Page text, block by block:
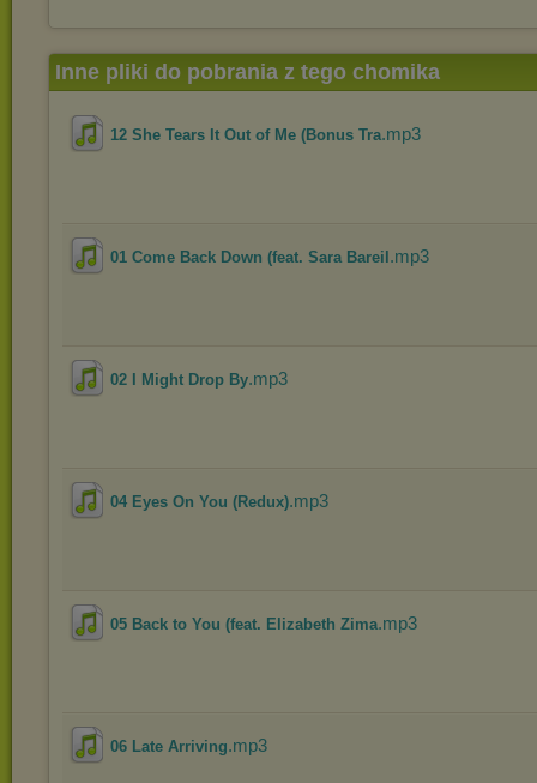
Inne pliki do pobrania z tego chomika
12 She Tears It Out of Me (Bonus Tra.mp3
01 Come Back Down (feat. Sara Bareil .mp3
02 I Might Drop By.mp3
04 Eyes On You (Redux).mp3
05 Back to You (feat. Elizabeth Zima.mp3
06 Late Arriving.mp3